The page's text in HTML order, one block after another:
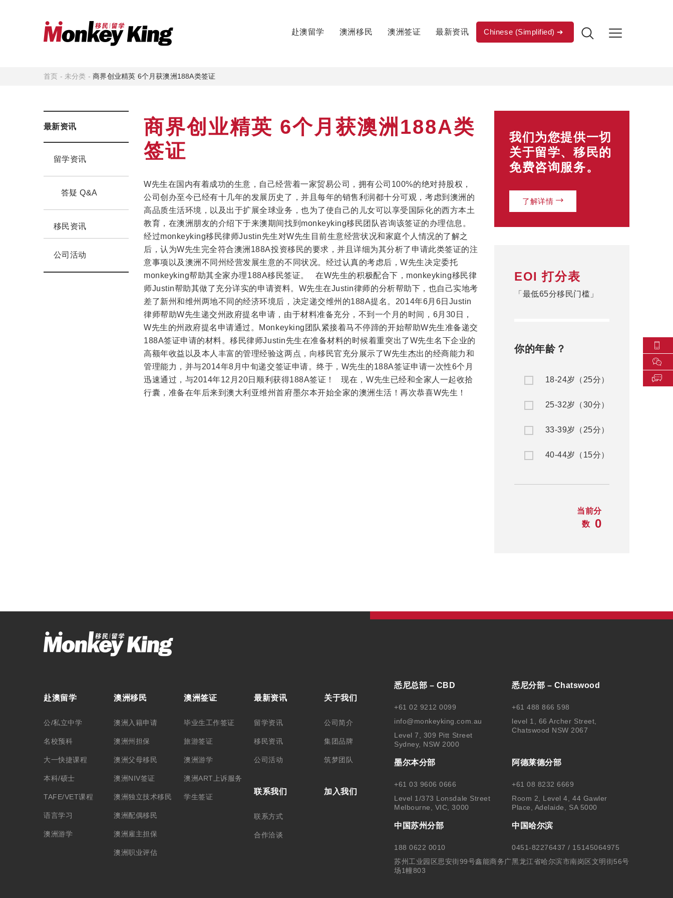
赴澳留学 澳洲移民 澳洲签证 最新资讯 Chinese (Simplified)
首页 - 未分类 -商界创业精英 6个月获澳洲188A类签证
最新资讯
留学资讯
答疑 Q&A
移民资讯
公司活动
商界创业精英 6个月获澳洲188A类
签证
W先生在国内有着成功的生意，自己经营着一家贸易公司，拥有公司100%的绝对持股权，
公司创办至今已经有十几年的发展历史了，并且每年的销售利润都十分可观，考虑到澳洲的
高品质生活环境，以及出于扩展全球业务，也为了使自己的儿女可以享受国际化的西方本土
教育，在澳洲朋友的介绍下于来澳期间找到monkeyking移民团队咨询该签证的办理信息。
经过monkeyking移民律师Justin先生对W先生目前生意经营状况和家庭个人情况的了解之
后，认为W先生完全符合澳洲188A投资移民的要求，并且详细为其分析了申请此类签证的注
意事项以及澳洲不同州经营发展生意的不同状况。经过认真的考虑后，W先生决定委托
monkeyking帮助其全家办理188A移民签证。 在W先生的积极配合下，monkeyking移民律
师Justin帮助其做了充分详实的申请资料。W先生在Justin律师的分析帮助下，也自己实地考
差了新州和维州两地不同的经济环境后，决定递交维州的188A提名。2014年6月6日Justin
律师帮助W先生递交州政府提名申请，由于材料准备充分，不到一个月的时间，6月30日，
W先生的州政府提名申请通过。Monkeyking团队紧接着马不停蹄的开始帮助W先生准备递交
188A签证申请的材料。移民律师Justin先生在准备材料的时候着重突出了W先生名下企业的
高额年收益以及本人丰富的管理经验这两点，向移民官充分展示了W先生杰出的经商能力和
管理能力，并与2014年8月中旬递交签证申请。终于，W先生的188A签证申请一次性6个月
迅速通过，与2014年12月20日顺利获得188A签证！ 现在，W先生已经和全家人一起收拾
行囊，准备在年后来到澳大利亚维州首府墨尔本开始全家的澳洲生活！再次恭喜W先生！
我们为您提供一切
关于留学、移民的
免费咨询服务。
了解详情
EOI 打分表
「最低65分移民门槛」
你的年龄？
18-24岁（25分）
25-32岁（30分）
33-39岁（25分）
40-44岁（15分）
当前分
数
0
赴澳留学
公/私立中学
名校预科
大一快捷课程
本科/硕士
TAFE/VET课程
语言学习
澳洲游学
澳洲移民
澳洲入籍申请
澳洲州担保
澳洲父母移民
澳洲NIV签证
澳洲独立技术移民
澳洲配偶移民
澳洲雇主担保
澳洲职业评估
澳洲签证
毕业生工作签证
旅游签证
澳洲游学
澳洲ART上诉服务
学生签证
最新资讯
留学资讯
移民资讯
公司活动
联系我们
联系方式
合作洽谈
关于我们
公司简介
集团品牌
筑梦团队
加入我们
悉尼总部 – CBD
+61 02 9212 0099
info@monkeyking.com.au
Level 7, 309 Pitt Street
Sydney, NSW 2000
悉尼分部 – Chatswood
+61 488 866 598
level 1, 66 Archer Street,
Chatswood NSW 2067
墨尔本分部
+61 03 9606 0666
Level 1/373 Lonsdale Street
Melbourne, VIC, 3000
阿德莱德分部
+61 08 8232 6669
Room 2, Level 4, 44 Gawler
Place, Adelaide, SA 5000
中国苏州分部
188 0622 0010
苏州工业园区思安街99号鑫能商务广
场1幢803
中国哈尔滨
0451-82276437 / 15145064975
黑龙江省哈尔滨市南岗区文明街56号